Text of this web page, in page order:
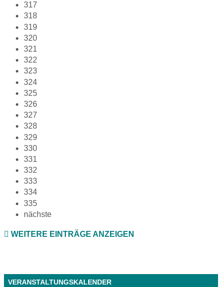
317
318
319
320
321
322
323
324
325
326
327
328
329
330
331
332
333
334
335
nächste
WEITERE EINTRÄGE ANZEIGEN
VERANSTALTUNGSKALENDER